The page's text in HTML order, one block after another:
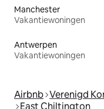
Manchester
Vakantiewoningen
Antwerpen
Vakantiewoningen
Airbnb Verenigd
East Chiltington